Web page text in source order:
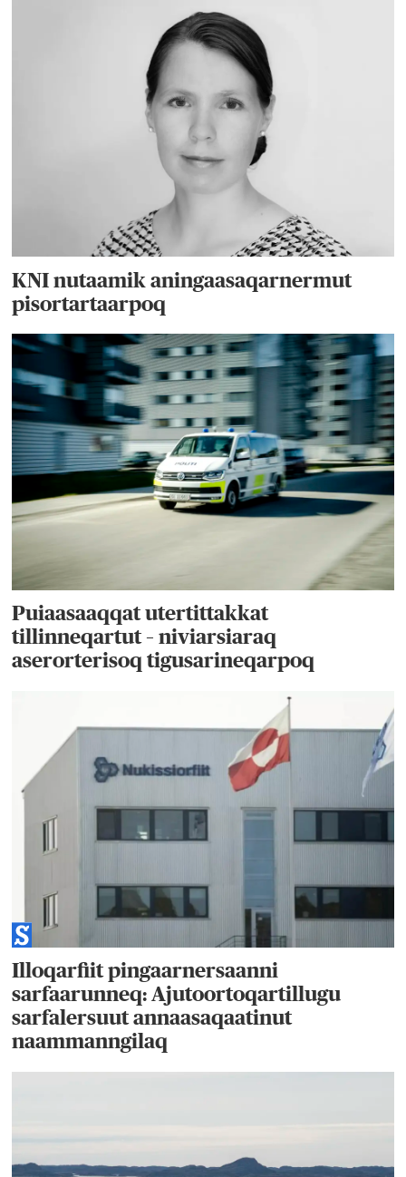
KNI nutaamik aningaasaqarnermut
pisortartaarpoq
Puiaasaaqqat utertittakkat
tillinneqartut – niviarsiaraq
aserorterisoq tigusarineqarpoq
Illoqarfiit pingaarnersaanni
sarfaarunneq: Ajutoortoqartillugu
sarfalersuut annaasaqaatinut
naammanngilaq